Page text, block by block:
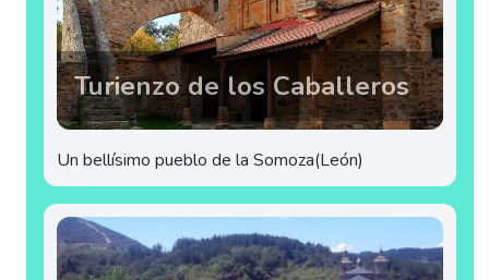
Turienzo de los Caballeros
Un bellísimo pueblo de la Somoza(León)